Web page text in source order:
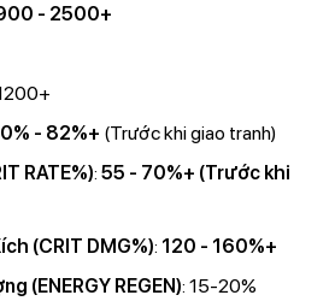
- 2500+
- 82%+ (Trước khi giao tranh)
RATE%): 55 - 70%+ (Trước khi
(CRIT DMG%): 120 - 160%+
(ENERGY REGEN): 15-20%